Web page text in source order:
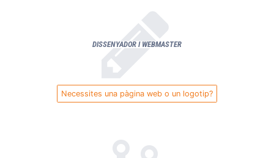
DISSENYADOR I WEBMASTER
Necessites una pàgina web o un logotip?